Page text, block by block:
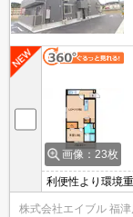
画像：23枚
利便性より環境
株式会社エイブル 福津